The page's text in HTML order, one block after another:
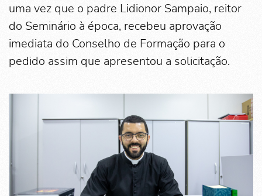
uma vez que o padre Lidionor Sampaio, reitor
do Seminário à época, recebeu aprovação
imediata do Conselho de Formação para o
pedido assim que apresentou a solicitação.